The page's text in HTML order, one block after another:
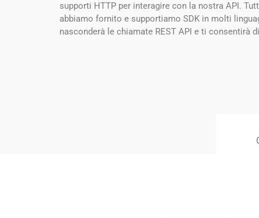
supporti HTTP per interagire con la nostra API.
abbiamo fornito e supportiamo SDK in molti
nasconderà le chiamate REST API e ti consentirà